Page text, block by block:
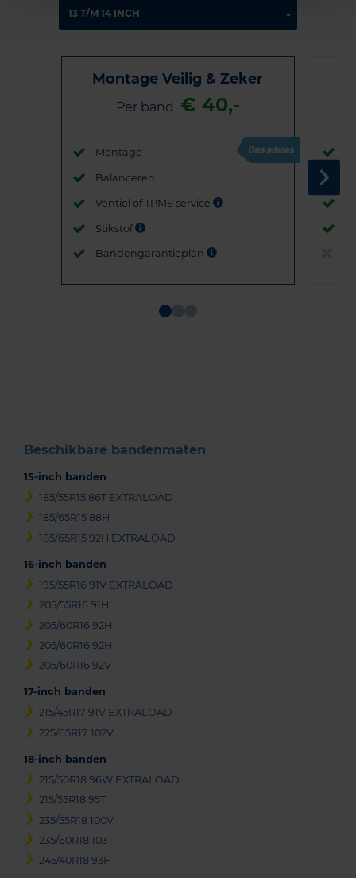
Montage Veilig & Zeker
Per band € 40,-
Montage
Balanceren
Ventiel of TPMS service
Stikstof
Bandengarantieplan
Beschikbare bandenmaten
15-inch banden
185/55R15 86T EXTRALOAD
185/65R15 88H
185/65R15 92H EXTRALOAD
16-inch banden
195/55R16 91V EXTRALOAD
205/55R16 91H
205/60R16 92H
205/60R16 92H
205/60R16 92V
17-inch banden
215/45R17 91V EXTRALOAD
225/65R17 102V
18-inch banden
215/50R18 96W EXTRALOAD
215/55R18 95T
235/55R18 100V
235/60R18 103T
245/40R18 93H